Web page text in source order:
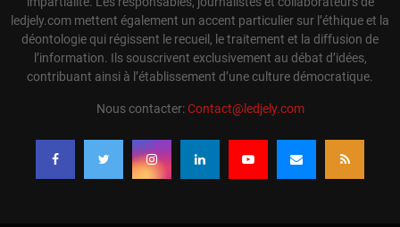
ledjely.com mettent également un accent particulier sur l’éthique et la
déontologie qui régissent le recueil, le traitement et la diffusion de
l’information. Ils souscrivent exclusivement au débat d’idées,
contribuant ainsi à l’établissement d’une culture démocratique.
Nous contacter:Contact@ledjely.com